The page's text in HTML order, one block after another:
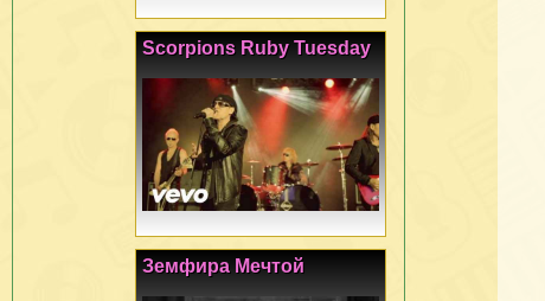
Scorpions Ruby Tuesday
Земфира Мечтой